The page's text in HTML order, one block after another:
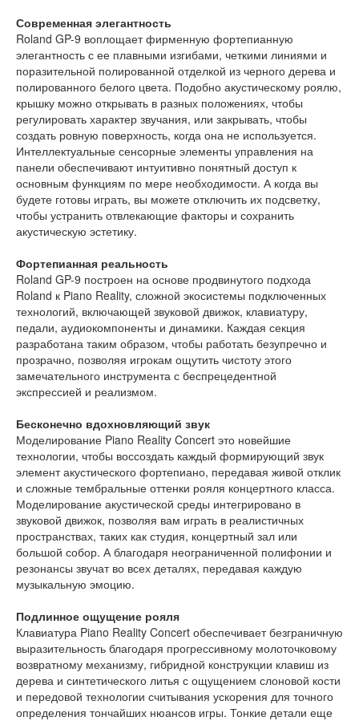
Современная элегантность
Roland GP-9 воплощает фирменную фортепианную
элегантность с ее плавными изгибами, четкими линиями и
поразительной полированной отделкой из черного дерева и
полированного белого цвета. Подобно акустическому роялю,
крышку можно открывать в разных положениях, чтобы
регулировать характер звучания, или закрывать, чтобы
создать ровную поверхность, когда она не используется.
Интеллектуальные сенсорные элементы управления на
панели обеспечивают интуитивно понятный доступ к
основным функциям по мере необходимости. А когда вы
будете готовы играть, вы можете отключить их подсветку,
чтобы устранить отвлекающие факторы и сохранить
акустическую эстетику.
Фортепианная реальность
Roland GP-9 построен на основе продвинутого подхода
Roland к Piano Reality, сложной экосистемы подключенных
технологий, включающей звуковой движок, клавиатуру,
педали, аудиокомпоненты и динамики. Каждая секция
разработана таким образом, чтобы работать безупречно и
прозрачно, позволяя игрокам ощутить чистоту этого
замечательного инструмента с беспрецедентной
экспрессией и реализмом.
Бесконечно вдохновляющий звук
Моделирование Piano Reality Concert это новейшие
технологии, чтобы воссоздать каждый формирующий звук
элемент акустического фортепиано, передавая живой отклик
и сложные тембральные оттенки рояля концертного класса.
Моделирование акустической среды интегрировано в
звуковой движок, позволяя вам играть в реалистичных
пространствах, таких как студия, концертный зал или
большой собор. А благодаря неограниченной полифонии и
резонансы звучат во всех деталях, передавая каждую
музыкальную эмоцию.
Подлинное ощущение рояля
Клавиатура Piano Reality Concert обеспечивает безграничную
выразительность благодаря прогрессивному молоточковому
возвратному механизму, гибридной конструкции клавиш из
дерева и синтетического литья с ощущением слоновой кости
и передовой технологии считывания ускорения для точного
определения тончайших нюансов игры. Тонкие детали еще